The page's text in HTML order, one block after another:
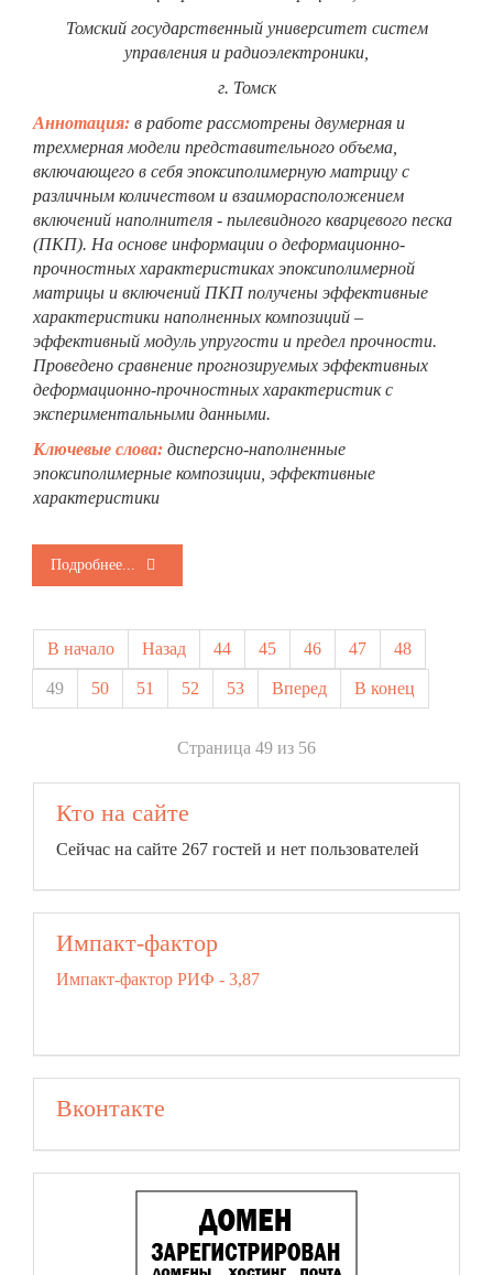
Томский государственный университет систем
управления и радиоэлектроники,
г. Томск
Аннотация: в работе рассмотрены двумерная и
трехмерная модели представительного объема,
включающего в себя эпоксиполимерную матрицу с
различным количеством и взаиморасположением
включений наполнителя - пылевидного кварцевого песка
(ПКП). На основе информации о деформационно-
прочностных характеристиках эпоксиполимерной
матрицы и включений ПКП получены эффективные
характеристики наполненных композиций –
эффективный модуль упругости и предел прочности.
Проведено сравнение прогнозируемых эффективных
деформационно-прочностных характеристик с
экспериментальными данными.
Ключевые слова: дисперсно-наполненные
эпоксиполимерные композиции, эффективные
характеристики
Подробнее...
В начало Назад 44 45 46 47 48
49 50 51 52 53 Вперед В конец
Страница 49 из 56
Кто на сайте
Сейчас на сайте 267 гостей и нет пользователей
Импакт-фактор
Импакт-фактор РИФ - 3,87
Вконтакте